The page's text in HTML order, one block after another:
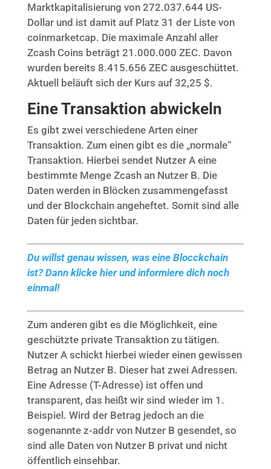
Marktkapitalisierung von 272.037.644 US-
Dollar und ist damit auf Platz 31 der Liste von
coinmarketcap. Die maximale Anzahl aller
Zcash Coins beträgt 21.000.000 ZEC. Davon
wurden bereits 8.415.656 ZEC ausgeschüttet.
Aktuell beläuft sich der Kurs auf 32,25 $.
Eine Transaktion abwickeln
Es gibt zwei verschiedene Arten einer
Transaktion. Zum einen gibt es die „normale“
Transaktion. Hierbei sendet Nutzer A eine
bestimmte Menge Zcash an Nutzer B. Die
Daten werden in Blöcken zusammengefasst
und der Blockchain angeheftet. Somit sind alle
Daten für jeden sichtbar.
Du willst genau wissen, was eine Blocckchain
ist? Dann klicke hier und informiere dich noch
einmal!
Zum anderen gibt es die Möglichkeit, eine
geschützte private Transaktion zu tätigen.
Nutzer A schickt hierbei wieder einen gewissen
Betrag an Nutzer B. Dieser hat zwei Adressen.
Eine Adresse (T-Adresse) ist offen und
transparent, das heißt wir sind wieder im 1.
Beispiel. Wird der Betrag jedoch an die
sogenannte z-addr von Nutzer B gesendet, so
sind alle Daten von Nutzer B privat und nicht
öffentlich einsehbar.